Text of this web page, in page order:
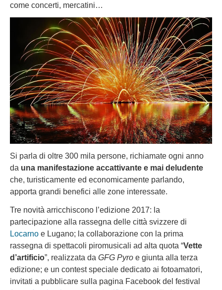
come concerti, mercatini…
Si parla di oltre 300 mila persone, richiamate ogni anno
da una manifestazione accattivante e mai deludente
che, turisticamente ed economicamente parlando,
apporta grandi benefici alle zone interessate.
Tre novità arricchiscono l’edizione 2017: la
partecipazione alla rassegna delle città svizzere di
Locarno e Lugano; la collaborazione con la prima
rassegna di spettacoli piromusicali ad alta quota “Vette
d’artificio”, realizzata da GFG Pyro e giunta alla terza
edizione; e un contest speciale dedicato ai fotoamatori,
invitati a pubblicare sulla pagina Facebook del festival